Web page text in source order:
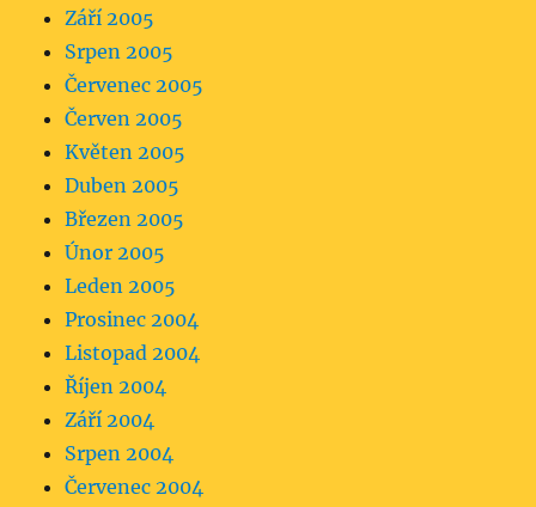
Září 2005
Srpen 2005
Červenec 2005
Červen 2005
Květen 2005
Duben 2005
Březen 2005
Únor 2005
Leden 2005
Prosinec 2004
Listopad 2004
Říjen 2004
Září 2004
Srpen 2004
Červenec 2004